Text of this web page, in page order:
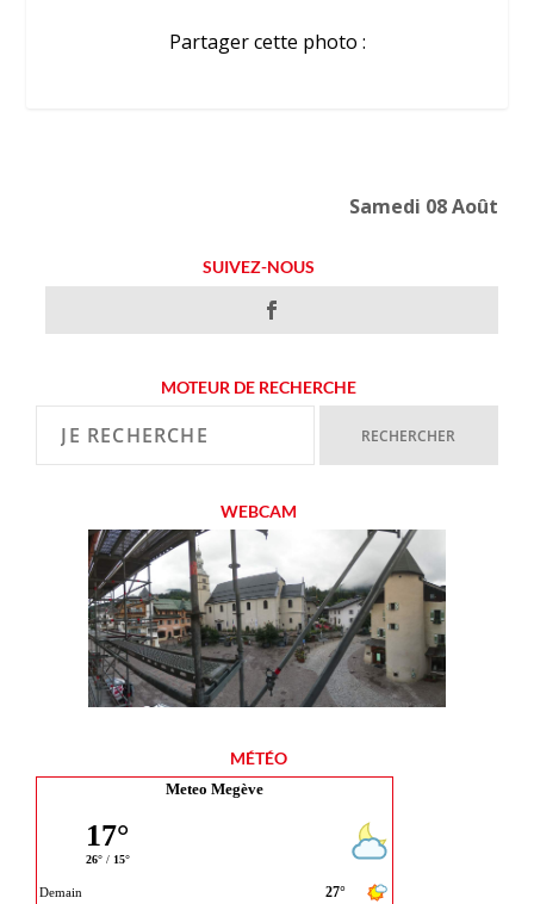
Partager cette photo :
Samedi 08 Août
SUIVEZ-NOUS
MOTEUR DE RECHERCHE
WEBCAM
MÉTÉO
Meteo Megève